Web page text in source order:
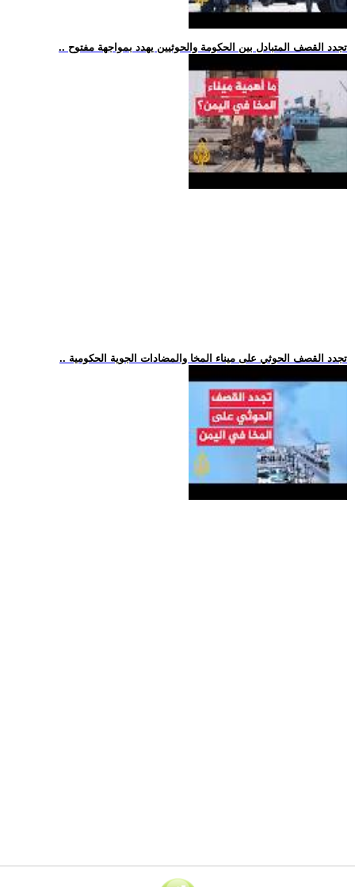
.. تجدد القصف المتبادل بين الحكومة والحوثيين يهدد بمواجهة مفتوح
.. تجدد القصف الحوثي على ميناء المخا والمضادات الجوية الحكومية